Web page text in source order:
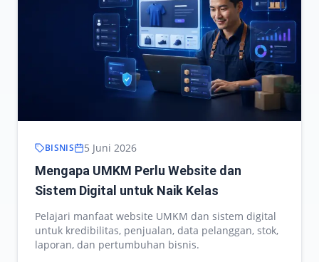
BISNIS 5 Juni 2026
Mengapa UMKM Perlu Website dan
Sistem Digital untuk Naik Kelas
Pelajari manfaat website UMKM dan sistem digital
untuk kredibilitas, penjualan, data pelanggan, stok,
laporan, dan pertumbuhan bisnis.